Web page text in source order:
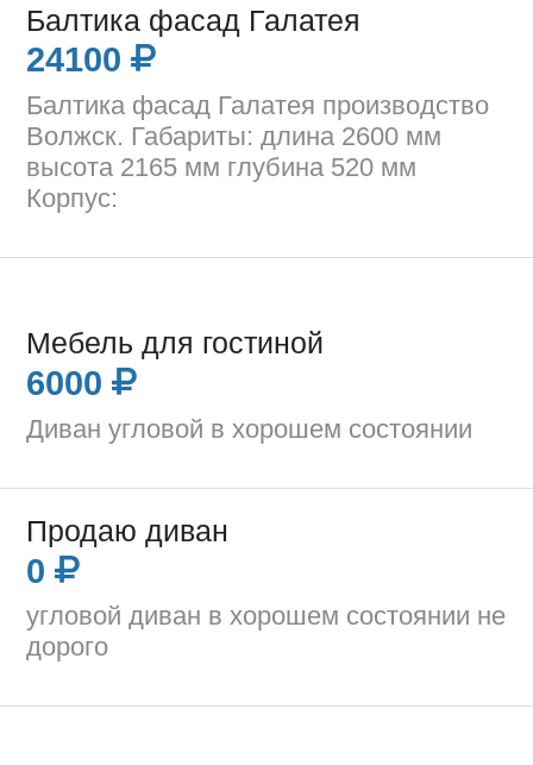
Балтика фасад Галатея
24100
Балтика фасад Галатея производство
Волжск. Габариты: длина 2600 мм
высота 2165 мм глубина 520 мм
Корпус:
Мебель для гостиной
6000
Диван угловой в хорошем состоянии
Продаю диван
0
угловой диван в хорошем состоянии не
дорого